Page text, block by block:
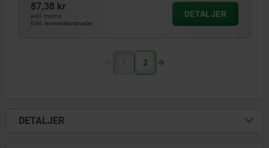
87,38 kr
exkl. moms
Exkl. leveranskostnader
DETALJER
1 2
DETALJER